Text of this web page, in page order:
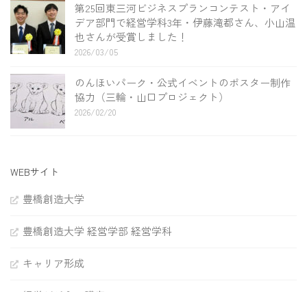
第25回東三河ビジネスプランコンテスト・アイ
デア部門で経営学科3年・伊藤滝都さん、小山温
也さんが受賞しました！
2026/03/05
のんほいパーク・公式イベントのポスター制作
協力（三輪・山口プロジェクト）
2026/02/20
WEBサイト
豊橋創造大学
豊橋創造大学 経営学部 経営学科
キャリア形成